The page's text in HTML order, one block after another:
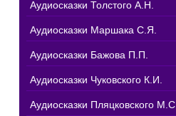
Аудиосказки Толстого А.Н.
Аудиосказки Маршака С.Я.
Аудиосказки Бажова П.П.
Аудиосказки Чуковского К.И.
Аудиосказки Пляцковского М.С.